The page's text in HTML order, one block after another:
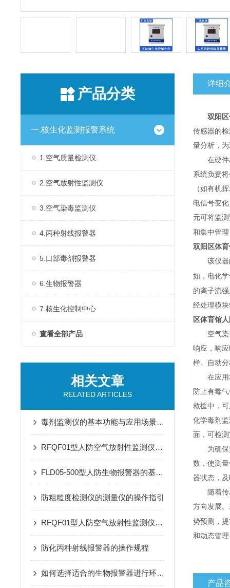
产品分类
一.核生化监测报警系统
1.空气质量检测仪
2.空气放射性监测仪
3.空气染毒监测仪
4.丙种射线报警器
5.口部毒剂报警器
6.生物报警器
7.核生化控制中心
查看全部产品
相关文章
RELATED ARTICLES
毒剂监测仪的基本功能与应用场景说明
RFQF01型人防空气放射性监测仪的工作原理与技术特点
FLD05-500型人防生物报警器的基本原理、功能和在安全监控中的作用
防粗糙度检测仪的测量仪的操作指引
RFQF01型人防空气放射性监测仪的工作原理与技术分析
防化丙种射线报警器的操作规程
如何选择适合的生物报警器进行环境监测？
详细
双阳
传感器的
量分析，
在硬
系统负责
（如有机
电信号变
元可将监
和集中管
双阳区体
该仪
如，电化
的离子流
经处理模
区体育馆
空气
响应，响
样、自动
在应
防止有毒
救援中，
化学毒剂
面，可检
为确
数，使测
器状态，
随着
方向发展
势预测，
和动态管
产品